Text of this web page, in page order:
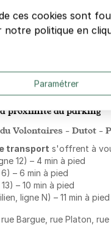
Conservatoire
accès aisé à ce point
l'occasion de visiter
Necker et
seul ou accompagné
est animé par
rue Bargue et rue
proximité du parking
Volontaires - Dutot -
transport s'offrent à
12) – 4 min à pied
– 6 min à pied
– 10 min à pied
ligne N) – 11 min à pied
Bargue, rue Platon,
ces cookies sont
notre politique en
Paramétrer